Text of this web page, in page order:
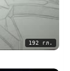
192 гл.